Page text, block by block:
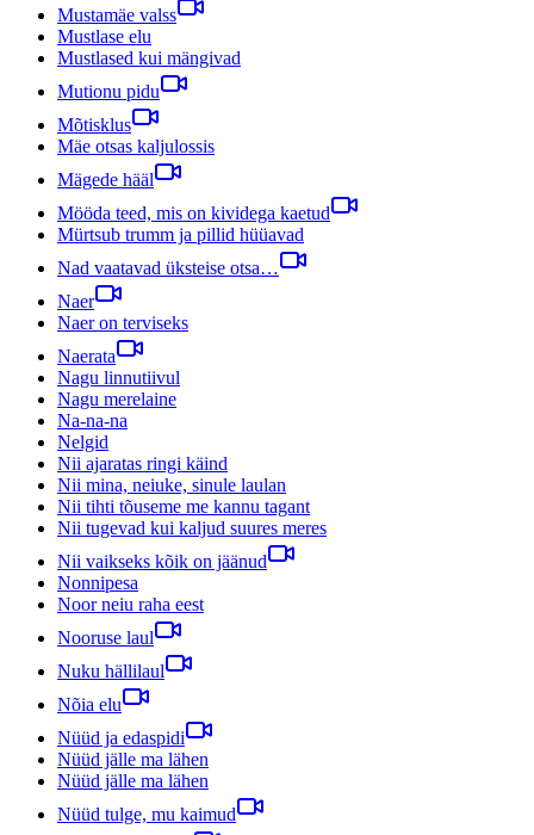
Mustamäe valss
Mustlase elu
Mustlased kui mängivad
Mutionu pidu
Mõtisklus
Mäe otsas kaljulossis
Mägede hääl
Mööda teed, mis on kividega kaetud
Mürtsub trumm ja pillid hüüavad
Nad vaatavad üksteise otsa…
Naer
Naer on terviseks
Naerata
Nagu linnutiivul
Nagu merelaine
Na-na-na
Nelgid
Nii ajaratas ringi käind
Nii mina, neiuke, sinule laulan
Nii tihti tõuseme me kannu tagant
Nii tugevad kui kaljud suures meres
Nii vaikseks kõik on jäänud
Nonnipesa
Noor neiu raha eest
Nooruse laul
Nuku hällilaul
Nõia elu
Nüüd ja edaspidi
Nüüd jälle ma lähen
Nüüd jälle ma lähen
Nüüd tulge, mu kaimud